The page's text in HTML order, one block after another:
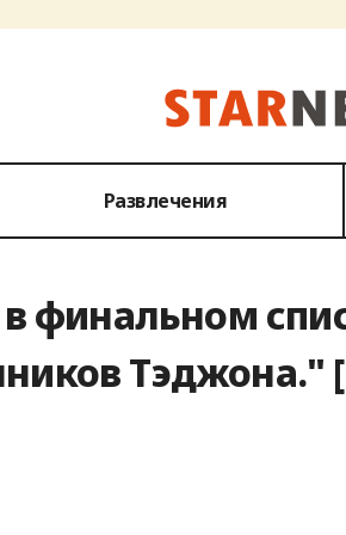
Развлечения
финальном
Тэджона."